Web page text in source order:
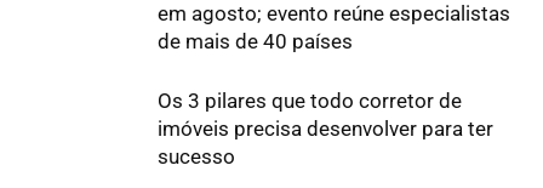
em agosto; evento reúne especialistas
de mais de 40 países
Os 3 pilares que todo corretor de
imóveis precisa desenvolver para ter
sucesso